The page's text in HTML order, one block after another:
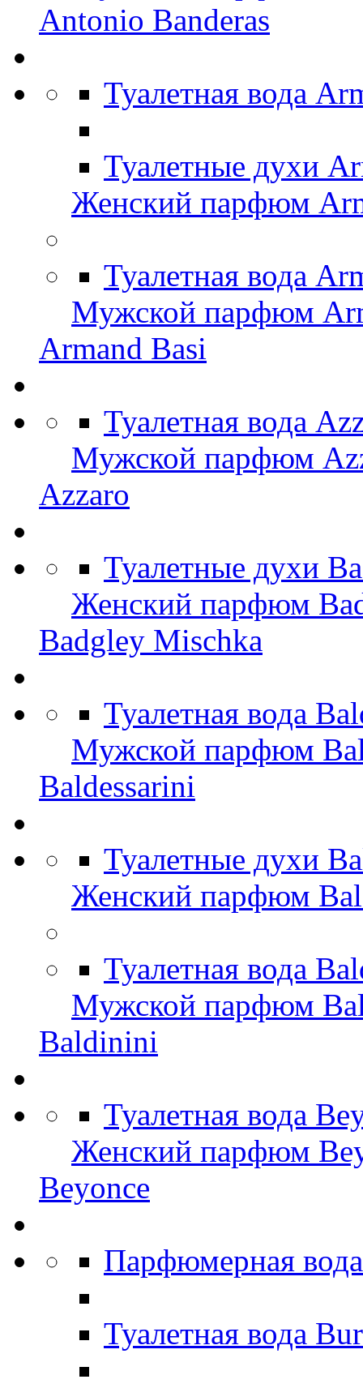
Antonio Banderas
Туалетная вода
Туалетные духи
Женский парфюм
Туалетная вода
Мужской парфюм
Armand Basi
Туалетная вода
Мужской парфюм
Azzaro
Туалетные духи
Женский парфюм
Badgley Mischka
Туалетная вода
Мужской парфюм
Baldessarini
Туалетные духи
Женский парфюм
Туалетная вода
Мужской парфюм
Baldinini
Туалетная вода
Женский парфюм
Beyonce
Парфюмерная
Туалетная вода